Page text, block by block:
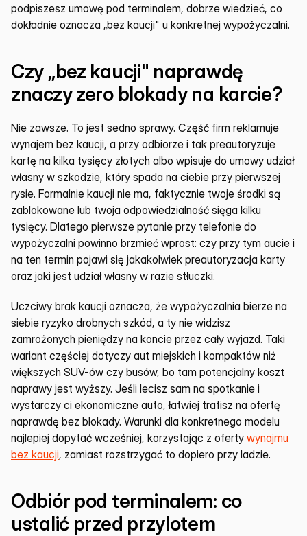
podpiszesz umowę pod terminalem, dobrze wiedzieć, co
dokładnie oznacza „bez kaucji" u konkretnej wypożyczalni.
Czy „bez kaucji" naprawdę
znaczy zero blokady na karcie?
Nie zawsze. To jest sedno sprawy. Część firm reklamuje
wynajem bez kaucji, a przy odbiorze i tak preautoryzuje
kartę na kilka tysięcy złotych albo wpisuje do umowy udział
własny w szkodzie, który spada na ciebie przy pierwszej
rysie. Formalnie kaucji nie ma, faktycznie twoje środki są
zablokowane lub twoja odpowiedzialność sięga kilku
tysięcy. Dlatego pierwsze pytanie przy telefonie do
wypożyczalni powinno brzmieć wprost: czy przy tym aucie i
na ten termin pojawi się jakakolwiek preautoryzacja karty
oraz jaki jest udział własny w razie stłuczki.
Uczciwy brak kaucji oznacza, że wypożyczalnia bierze na
siebie ryzyko drobnych szkód, a ty nie widzisz
zamrożonych pieniędzy na koncie przez cały wyjazd. Taki
wariant częściej dotyczy aut miejskich i kompaktów niż
większych SUV-ów czy busów, bo tam potencjalny koszt
naprawy jest wyższy. Jeśli lecisz sam na spotkanie i
wystarczy ci ekonomiczne auto, łatwiej trafisz na ofertę
naprawdę bez blokady. Warunki dla konkretnego modelu
najlepiej dopytać wcześniej, korzystając z oferty wynajmu
bez kaucji, zamiast rozstrzygać to dopiero przy ladzie.
Odbiór pod terminalem: co
ustalić przed przylotem